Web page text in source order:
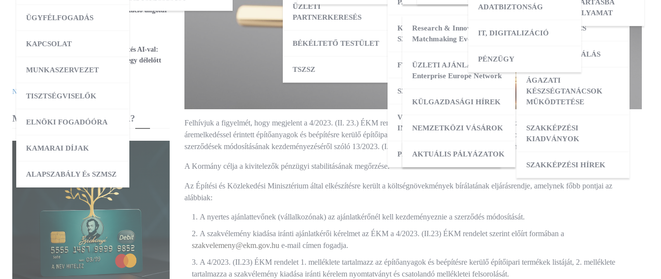
ÜZLETI
PARTNERKERESÉS
BÉKÉLTETŐ TESTÜLET
TSZSZ
PARTNERKERESÉS
KÜLPIACI
SZOLGÁLTATÁSOK
Research & Innovation
Matchmaking Event 2026
ÜZLETI AJÁNLATOK:
Enterprise Europe Network
KÜLGAZDASÁGI HÍREK
NEMZETKÖZI VÁSÁROK
KÜLPIACI TAGOZATOK
FT ADATBÁZIS
SZOLGÁLTATÁSOK
VÁLLALKOZÁS
INDÍTÁSA
PÁLYÁZATOK
AKTUÁLIS PÁLYÁZATOK
NYILVÁNTARTÁSBA
VÉTELI FOLYAMAT
OKTATÓI KÉPZÉS
MESTERKÉPZÉS
VIZSGADELEGÁLÁS
ÁGAZATI
KÉSZSÉGTANÁCSOK
MŰKÖDTETÉSE
SZAKKÉPZÉSI
KIADVÁNYOK
SZAKKÉPZÉSI HÍREK
ÜGYFÉLFOGADÁS
KAPCSOLAT
MUNKASZERVEZET
TISZTSÉGVISELŐK
ELNÖKI FOGADÓÓRA
KAMARAI DÍJAK
ALAPSZABÁLY És SZMSZ
ADATBIZTONSÁG
IT, DIGITALIZÁCIÓ
PÉNZÜGY
Felhívjuk a figyelmét, hogy megjelent a 4/2023. (II. 23.) ÉKM rendelet a Magyarország szomszédságában zajló orosz-ukrán háború okozta
áremelkedéssel érintett építőanyagok és beépítésre kerülő építőipari termékek listájáról, valamint az építési beruházások megvalósítására kötött
szerződések módosításának kezdeményezéséről szóló 13/2023. (I. 24.) Korm. rendelet szerinti szakvélemény kiadásának részletes szabályairól.
A Kormány célja a kivitelezők pénzügyi stabilitásának megőrzése.
Az Építési és Közlekedési Minisztérium által elkészítésre került a költségnövekmények bírálatának eljárásrendje, amelynek főbb pontjai az
alábbiak:
A nyertes ajánlattevőnek (vállalkozónak) az ajánlatkérőnél kell kezdeményeznie a szerződés módosítását.
A szakvélemény kiadása iránti ajánlatkérői kérelmet az ÉKM a 4/2023. (II.23) ÉKM rendelet szerint előírt formában a
szakvelemeny@ekm.gov.hu e-mail címen fogadja.
A 4/2023. (II.23) ÉKM rendelet 1. melléklete tartalmazz az építőanyagok és beépítésre kerülő építőipari termékek listáját, 2. melléklete
tartalmazza a szakvélemény kiadása iránti kérelem nyomtatványt és csatolandó mellékletei felsorolását.
Magabiztos üzleti kommunikáció angolul
– 2 napos workshop
25
Workshop – Facebook hirdetés AI-val:
szövegtől a kész kampányig egy délelőtt
alatt
Naptár megtekintése
MIBEN SEGÍT A KAMARA?